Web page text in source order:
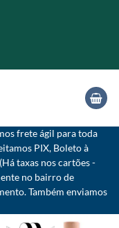
frete ágil para toda
PIX, Boleto à
taxas nos cartões -
no bairro de
Também enviamos